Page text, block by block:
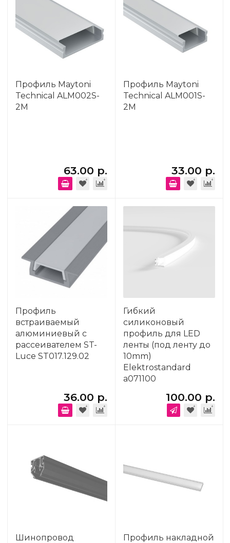
Профиль Maytoni
Technical ALM002S-
2M
63.00 р.
Профиль Maytoni
Technical ALM001S-
2M
33.00 р.
Профиль
встраиваемый
алюминиевый с
рассеивателем ST-
Luce ST017.129.02
36.00 р.
Гибкий
силиконовый
профиль для LED
ленты (под ленту до
10mm)
Elektrostandard
a071100
100.00 р.
Шинопровод
Профиль накладной